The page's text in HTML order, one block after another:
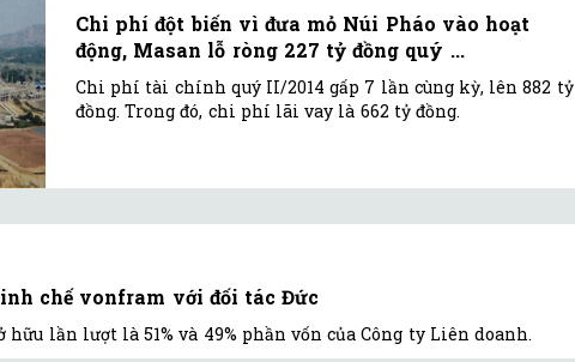
Chi phí đột biến vì đưa mỏ Núi Pháo vào hoạt
động, Masan lỗ ròng 227 tỷ đồng quý ...
Chi phí tài chính quý II/2014 gấp 7 lần cùng kỳ, lên 882 tỷ
đồng. Trong đó, chi phí lãi vay là 662 tỷ đồng.
chế vonfram với đối tác Đức
hữu lần lượt là 51% và 49% phần vốn của Công ty Liên doanh.